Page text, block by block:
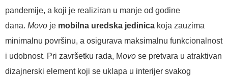
pandemije, a koji je realiziran u manje od godine
dana. Movo je mobilna uredska jedinica koja zauzima
minimalnu površinu, a osigurava maksimalnu funkcionalnost
i udobnost. Pri završetku rada, Movo se pretvara u atraktivan
dizajnerski element koji se uklapa u interijer svakog